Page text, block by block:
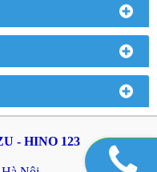
- HINO 123